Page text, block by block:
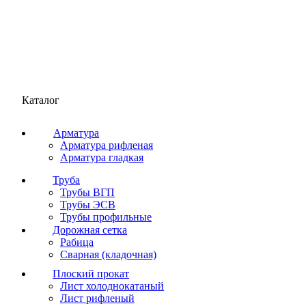
Каталог
Арматура
Арматура рифленая
Арматура гладкая
Труба
Трубы ВГП
Трубы ЭСВ
Трубы профильные
Дорожная сетка
Рабица
Сварная (кладочная)
Плоский прокат
Лист холоднокатаный
Лист рифленый